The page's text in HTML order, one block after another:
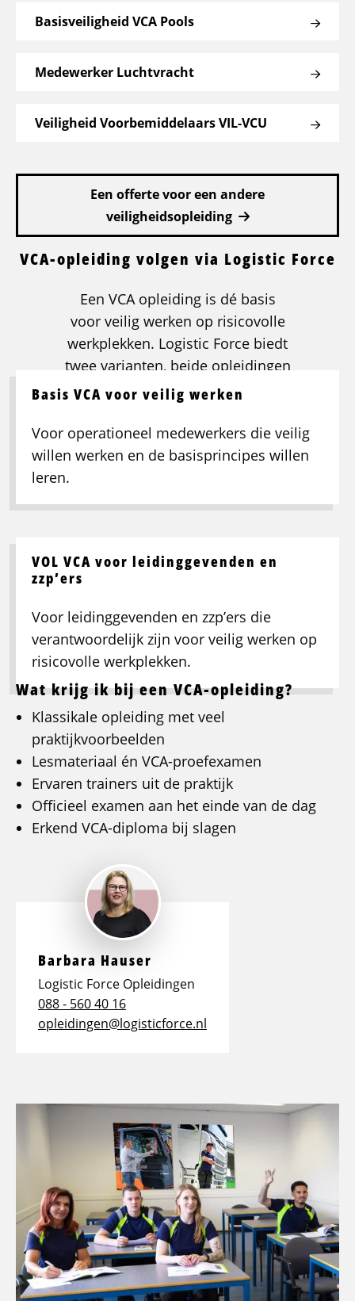
Basisveiligheid VCA Pools
Medewerker Luchtvracht
Veiligheid Voorbemiddelaars VIL-VCU
Een offerte voor een andere
veiligheidsopleiding
VCA-opleiding volgen via Logistic Force
Een VCA opleiding is dé basis
voor veilig werken op risicovolle
werkplekken. Logistic Force biedt
twee varianten, beide opleidingen
bereiden je optimaal voor op het
Basis VCA voor veilig werken
Voor operationeel medewerkers die veilig
willen werken en de basisprincipes willen
leren.
VOL VCA voor leidinggevenden en
zzp’ers
Voor leidinggevenden en zzp’ers die
verantwoordelijk zijn voor veilig werken op
risicovolle werkplekken.
Wat krijg ik bij een VCA-opleiding?
Klassikale opleiding met veel
praktijkvoorbeelden
Lesmateriaal én VCA-proefexamen
Ervaren trainers uit de praktijk
Officieel examen aan het einde van de dag
Erkend VCA-diploma bij slagen
Barbara Hauser
Logistic Force Opleidingen
088 - 560 40 16
opleidingen@logisticforce.nl